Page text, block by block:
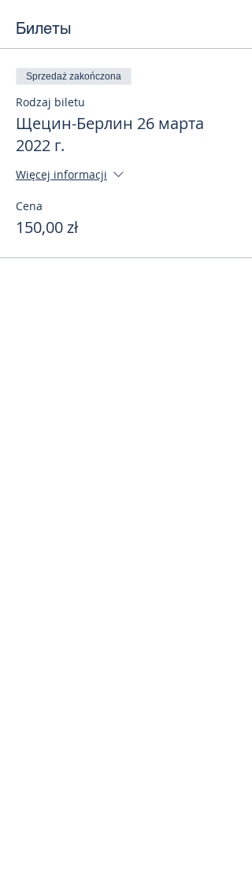
Билеты
Sprzedaż zakończona
Rodzaj biletu
Щецин-Берлин 26 марта
2022 г.
Więcej informacji
Cena
150,00 zł